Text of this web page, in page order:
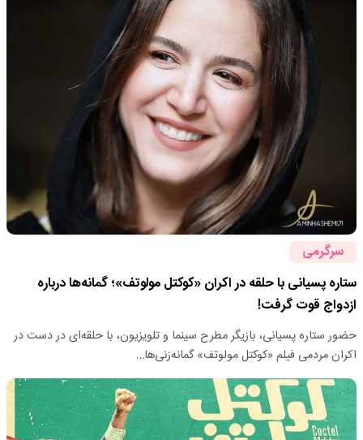
سرگرمی
ستاره پسیانی با حلقه در اکران «کوکتل مولوتف»؛ گمانه‌ها درباره
ازدواج قوت گرفت!
حضور ستاره پسیانی، بازیگر مطرح سینما و تلویزیون، با حلقه‌ای در دست در
اکران مردمی فیلم «کوکتل مولوتف» گمانه‌زنی‌ها…